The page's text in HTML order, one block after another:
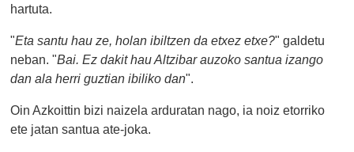
hartuta.
"Eta santu hau ze, holan ibiltzen da etxez etxe?" galdetu
neban. "Bai. Ez dakit hau Altzibar auzoko santua izango
dan ala herri guztian ibiliko dan".
Oin Azkoittin bizi naizela arduratan nago, ia noiz etorriko
ete jatan santua ate-joka.